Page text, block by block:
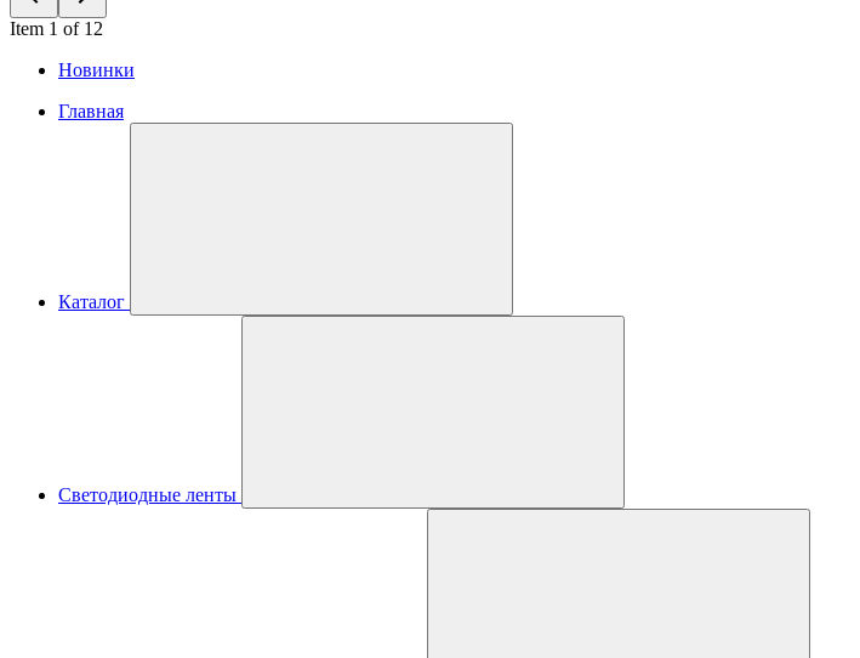
Item 1 of 12
Новинки
Главная
Каталог
Светодиодные ленты